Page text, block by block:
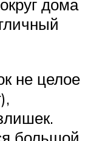
дома
не целое